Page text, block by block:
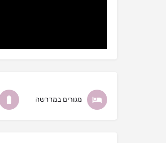
מגורים במדרשה